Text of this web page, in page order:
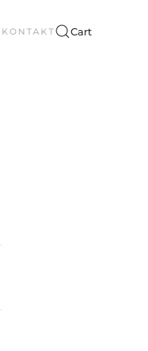
KONTAKT Cart